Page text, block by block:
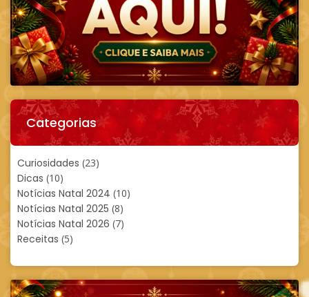
Categorias
Curiosidades (23)
Dicas (10)
Notícias Natal 2024 (10)
Notícias Natal 2025 (8)
Notícias Natal 2026 (7)
Receitas (5)